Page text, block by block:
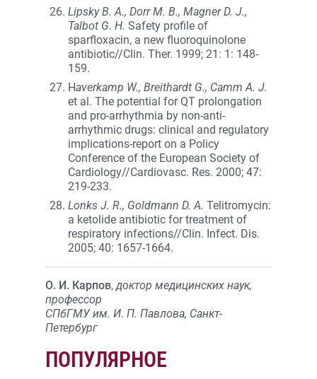
Lipsky B. A., Dorr M. B., Magner D. J.,
Talbot G. H. Safety profile of
sparfloxacin, a new fluoroquinolone
antibiotic//Clin. Ther. 1999; 21: 1: 148-
159.
Haverkamp W., Breithardt G., Camm A. J.
et al. The potential for QT prolongation
and pro-arrhythmia by non-anti-
arrhythmic drugs: clinical and regulatory
implications-report on a Policy
Conference of the European Society of
Cardiology//Cardiovasc. Res. 2000; 47:
219-233.
Lonks J. R., Goldmann D. A. Telitromycin:
a ketolide antibiotic for treatment of
respiratory infections//Clin. Infect. Dis.
2005; 40: 1657-1664.
О. И. Карпов,доктор медицинских наук,
профессор
СПбГМУ им. И. П. Павлова, Санкт-
Петербург
ПОПУЛЯРНОЕ